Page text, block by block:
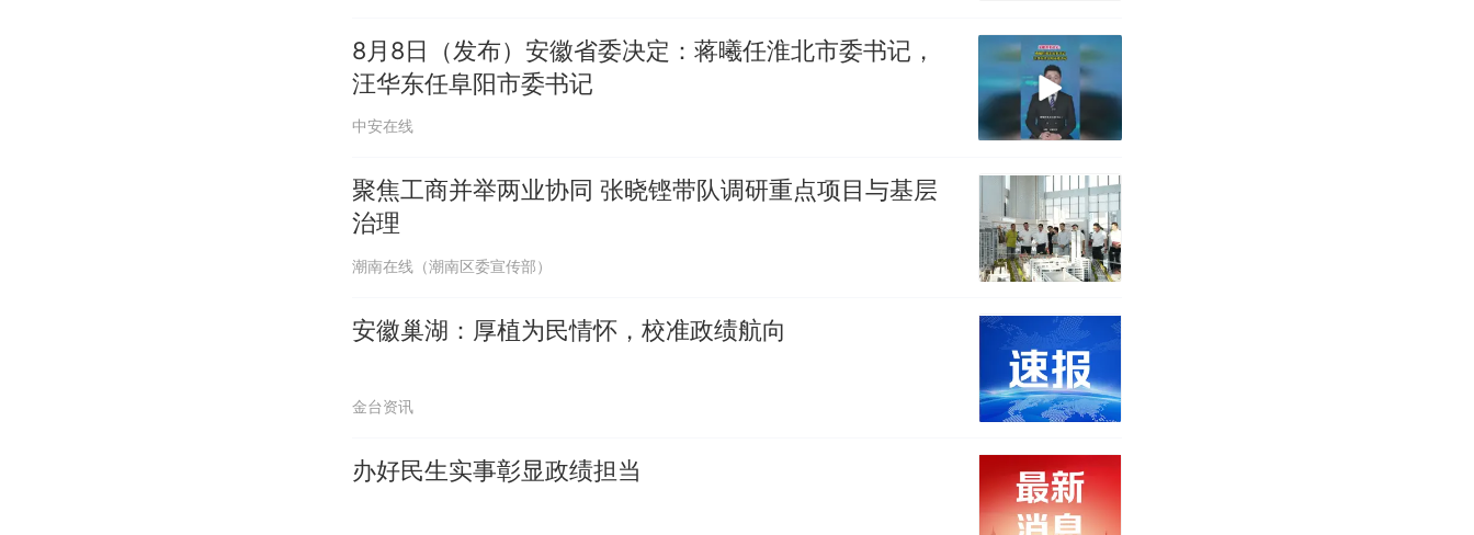
8月8日（发布）安徽省委决定：蒋曦任淮北市委书记，
汪华东任阜阳市委书记
中安在线
聚焦工商并举两业协同 张晓铿带队调研重点项目与基层
治理
潮南在线（潮南区委宣传部）
安徽巢湖：厚植为民情怀，校准政绩航向
金台资讯
办好民生实事彰显政绩担当